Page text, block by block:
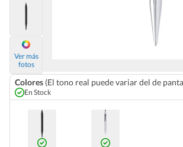
Ver más
fotos
Colores (El tono real puede variar del de
En Stock